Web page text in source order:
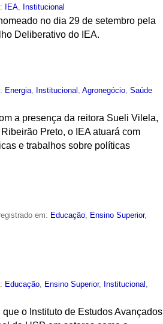
IEA, Institucional
no dia 29 de setembro pela
Deliberativo do IEA.
Energia Institucional ,Agronegócio ,Saúde
a presença da reitora Sueli Vilela,
Preto, o IEA atuará com
e trabalhos sobre políticas
em: Educação Ensino Superior,
Educação, Ensino Superior, Institucional ,
o Instituto de Estudos Avançados